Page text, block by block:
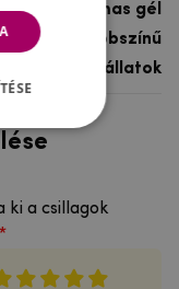
rugalmas gél
többszínű
Egyéb állatok
ki a csillagok